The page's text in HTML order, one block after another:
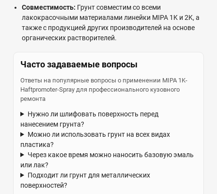
Совместимость: Грунт совместим со всеми
лакокрасочными материалами линейки MIPA 1K и 2K, а
также с продукцией других производителей на основе
органических растворителей.
Часто задаваемые вопросы
Ответы на популярные вопросы о применении MIPA 1K-
Haftpromoter-Spray для профессионального кузовного
ремонта
Нужно ли шлифовать поверхность перед
нанесением грунта?
Можно ли использовать грунт на всех видах
пластика?
Через какое время можно наносить базовую эмаль
или лак?
Подходит ли грунт для металлических
поверхностей?